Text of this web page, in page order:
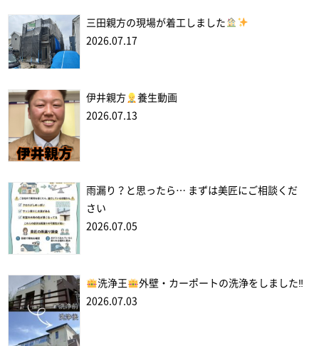
三田親方の現場が着工しました
2026.07.17
伊井親方
養生動画
2026.07.13
雨漏り？と思ったら… まずは美匠にご相談くだ
さい
2026.07.05
洗浄王
外壁・カーポートの洗浄をしました‼
2026.07.03